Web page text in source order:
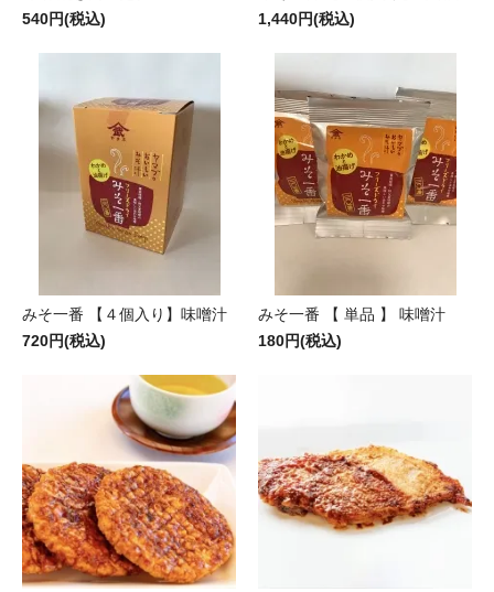
540円(税込)
1,440円(税込)
みそ一番 【４個入り】味噌汁
720円(税込)
みそ一番 【 単品 】 味噌汁
180円(税込)